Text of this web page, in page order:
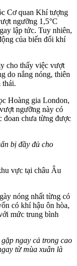
Cơ quan Khí tượng
ngưỡng 1,5°C
lập tức. Tuy nhiên,
của biến đổi khí
cho thấy việc vượt
do nắng nóng, thiên
thái.
Hoàng gia London,
ngưỡng này có
đoan chưa từng được
bị đầy đủ cho
vực tại châu Âu
nóng nhất từng có
có khí hậu ôn hòa,
mức trung bình
ngay cả trong cao
từ mùa xuân là